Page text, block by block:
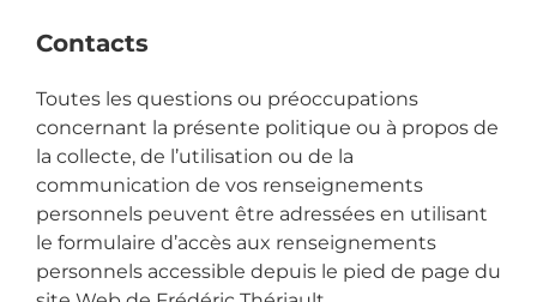
Contacts
Toutes les questions ou préoccupations
concernant la présente politique ou à propos de
la collecte, de l’utilisation ou de la
communication de vos renseignements
personnels peuvent être adressées en utilisant
le formulaire d’accès aux renseignements
personnels accessible depuis le pied de page du